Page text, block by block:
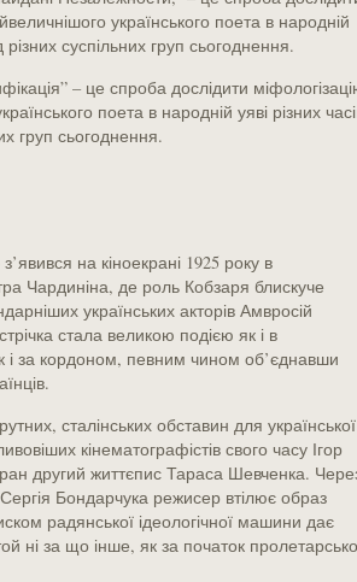
українського поета в народній
різних суспільних груп сьогоднення.
– це спроба дослідити
поета в народній уяві різних
груп сьогоднення.
на кіноекрані 1925 року в
Чардиніна, де роль Кобзаря блискуче
українських акторів Амвросій
стала великою подією як і в
і за кордоном, певним чином об’єднавши
сталінських обставин для української
кінематографістів свого часу Ігор
другий життєпис Тараса Шевченка.
Бондарчука режисер втілює образ
радянської ідеологічної машини дає
ні за що інше, як за початок